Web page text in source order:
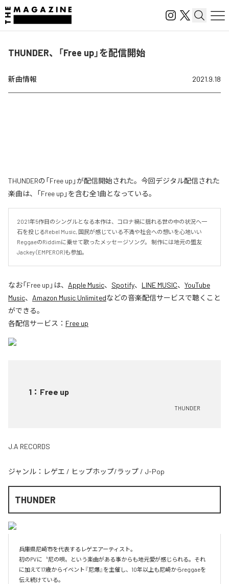
THUNDER、「Free up」を配信開始
新曲情報 2021.9.18
THUNDERの「Free up」が配信開始された。今回デジタル配信された
楽曲は、「Free up」を含む全1曲となっている。
2021年5作目のシングルとなる本作は、コロナ禍に揺れる世の中の状況へ一
石を投じるRebel Music, 国民が感じている不満や社会への想いを心地いい
ReggaeのRiddimに乗せて歌ったメッセージソング。 制作には地元の盟友
Jackey（EMPEROR)も参加。
なお「Free up 」は、 Apple Music、 Spotify、 LINE MUSIC、 YouTube
Music、 Amazon Music Unlimitedなどの音楽配信サービスで聴くこと
ができる。
各配信サービス： Free up
1 ： Free up
THUNDER
J.A RECORDS
ジャンル： レゲエ / ヒップホップ/ラップ / J-Pop
THUNDER
兵庫県尼崎市を代表するレゲエアーティスト。
初のPVに〝尼の唄〟という楽曲がある事からも地元愛が感じられる。それ
に加えて17歳からイベント『尼爆』を主催し、10年以上も尼崎からreggaeを
伝え続けている。